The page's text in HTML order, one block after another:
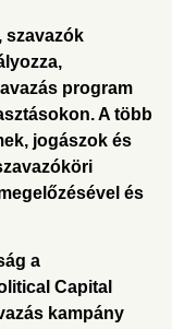
szavazók
program
A több
jogászok és
és
a
Capital
kampány